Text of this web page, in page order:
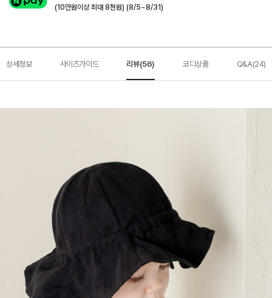
(10만원이상 최대 8천원) (8/5~8/31)
상세정보 사이즈가이드 리뷰(56) 코디상품 Q&A(24)